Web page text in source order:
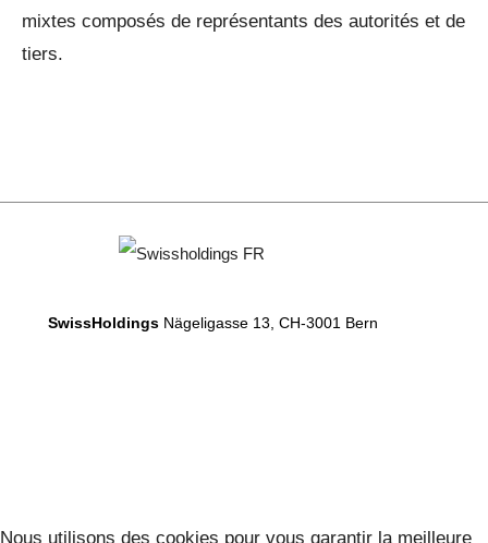
mixtes composés de représentants des autorités et de
tiers.
SwissHoldings Nägeligasse 13, CH-3001 Bern
Nous utilisons des cookies pour vous garantir la meilleure